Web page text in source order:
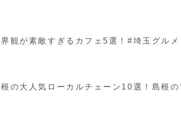
界観が素敵すぎるカフェ5選！#埼玉
の大人気ローカルチェーン10選！島根